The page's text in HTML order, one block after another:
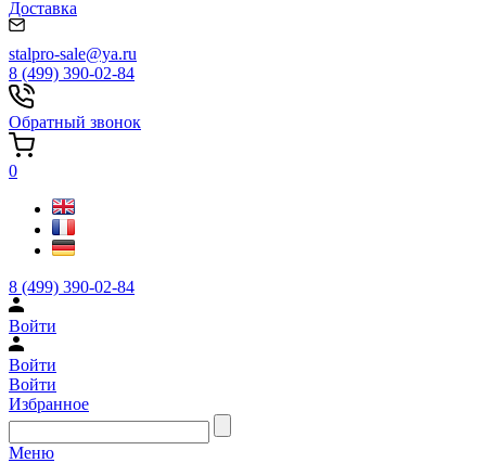
Доставка
stalpro-sale@ya.ru
8 (499) 390-02-84
Обратный звонок
0
8 (499) 390-02-84
Войти
Войти
Войти
Избранное
Меню